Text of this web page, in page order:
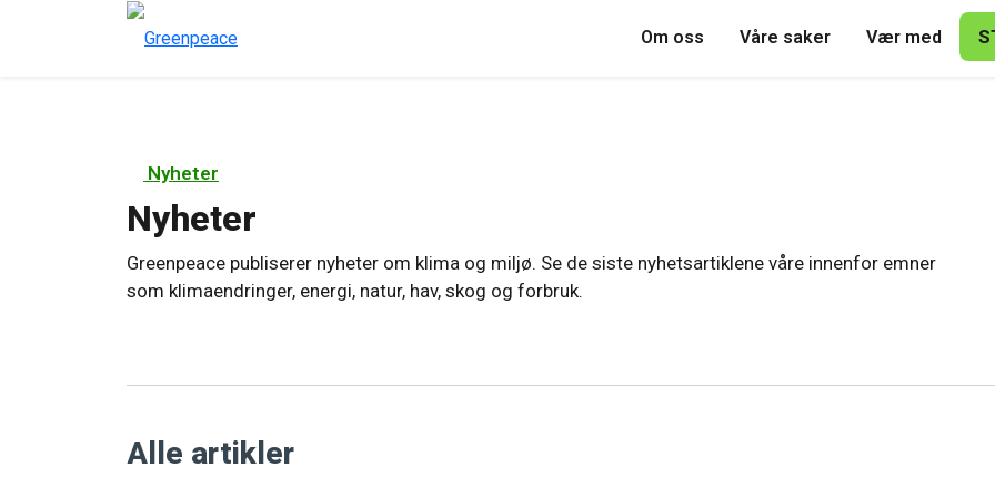
Om oss Våre saker Vær med
Nyheter
Nyheter
Greenpeace publiserer nyheter om klima og miljø. Se de siste nyhetsartiklene våre innenfor emner
som klimaendringer, energi, natur, hav, skog og forbruk.
Alle artikler